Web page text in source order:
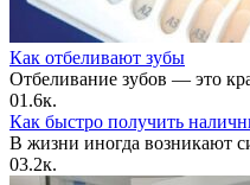
Как отбеливают зубы
Отбеливание зубов — это
01.6к.
Как быстро получить
В жизни иногда возникают
03.2к.